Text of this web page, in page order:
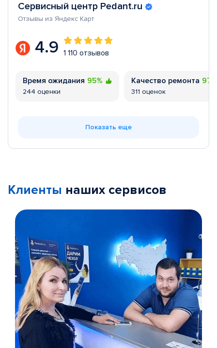
Сервисный центр Pedant.ru
Отзывы из Яндекс Карт
4.9 1 110 отзывов
Время ожидания 95%
244 оценки
Качество ремонта
311 оценок
Показать еще
Клиенты наших сервисов